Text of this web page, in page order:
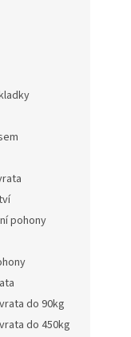
pohony
do 90kg
do 450kg